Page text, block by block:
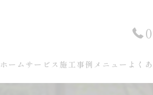
ホーム サービス 施工事例 メニュー よく